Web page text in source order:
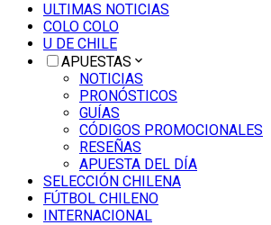
ULTIMAS NOTICIAS
COLO COLO
U DE CHILE
APUESTAS
NOTICIAS
PRONÓSTICOS
GUÍAS
CÓDIGOS PROMOCIONALES
RESEÑAS
APUESTA DEL DÍA
SELECCIÓN CHILENA
FÚTBOL CHILENO
INTERNACIONAL